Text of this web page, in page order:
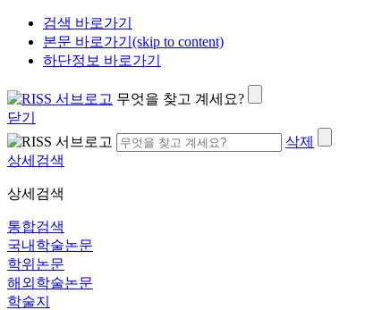
검색 바로가기
본문 바로가기(skip to content)
하단정보 바로가기
무엇을 찾고 계세요?
닫기
삭제
상세검색
상세검색
통합검색
국내학술논문
학위논문
해외학술논문
학술지